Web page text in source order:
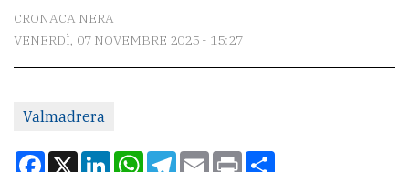
La
redazione
Per
tua
CRONACA NERA
VENERDÌ, 07 NOVEMBRE 2025 - 15:27
Valmadrera
Facebook
X LinkedInWhatsApp
Telegram
EmailPrint